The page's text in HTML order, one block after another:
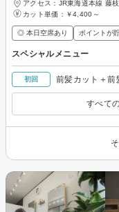
アクセス：JR東海道本線 藤
カット単価： ￥4,400～
◎ 本日空席あり ポイントが
スペシャルメニュー
初回
すべて